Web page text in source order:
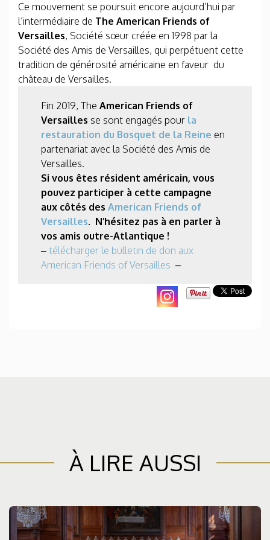
Ce mouvement se poursuit encore aujourd’hui par
l’intermédiaire de The American Friends of
Versailles, Société sœur créée en 1998 par la
Société des Amis de Versailles, qui perpétuent cette
tradition de générosité américaine en faveur du
château de Versailles.
Fin 2019, The American Friends of
Versailles se sont engagés pour la
restauration du Bosquet de la Reine en
partenariat avec la Société des Amis de
Versailles.
Si vous êtes résident américain, vous
pouvez participer à cette campagne
aux côtés des American Friends of
Versailles. N’hésitez pas à en parler à
vos amis outre-Atlantique !
– télécharger le bulletin de don aux
American Friends of Versailles –
À LIRE AUSSI